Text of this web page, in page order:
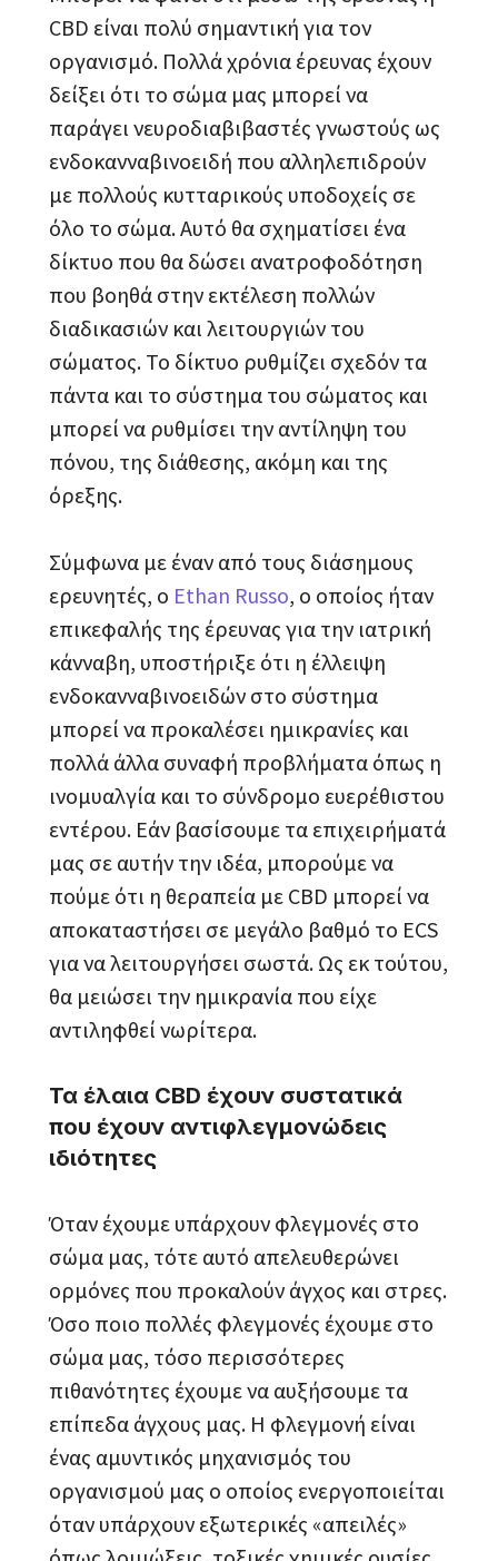
CBD είναι πολύ σημαντική για τον
οργανισμό. Πολλά χρόνια έρευνας έχουν
δείξει ότι το σώμα μας μπορεί να
παράγει νευροδιαβιβαστές γνωστούς ως
ενδοκανναβινοειδή που αλληλεπιδρούν
με πολλούς κυτταρικούς υποδοχείς σε
όλο το σώμα. Αυτό θα σχηματίσει ένα
δίκτυο που θα δώσει ανατροφοδότηση
που βοηθά στην εκτέλεση πολλών
διαδικασιών και λειτουργιών του
σώματος. Το δίκτυο ρυθμίζει σχεδόν τα
πάντα και το σύστημα του σώματος και
μπορεί να ρυθμίσει την αντίληψη του
πόνου, της διάθεσης, ακόμη και της
όρεξης.
Σύμφωνα με έναν από τους διάσημους
ερευνητές, ο Ethan Russo, ο οποίος ήταν
επικεφαλής της έρευνας για την ιατρική
κάνναβη, υποστήριξε ότι η έλλειψη
ενδοκανναβινοειδών στο σύστημα
μπορεί να προκαλέσει ημικρανίες και
πολλά άλλα συναφή προβλήματα όπως η
ινομυαλγία και το σύνδρομο ευερέθιστου
εντέρου. Εάν βασίσουμε τα επιχειρήματά
μας σε αυτήν την ιδέα, μπορούμε να
πούμε ότι η θεραπεία με CBD μπορεί να
αποκαταστήσει σε μεγάλο βαθμό το ECS
για να λειτουργήσει σωστά. Ως εκ τούτου,
θα μειώσει την ημικρανία που είχε
αντιληφθεί νωρίτερα.
Τα έλαια CBD έχουν συστατικά
που έχουν αντιφλεγμονώδεις
ιδιότητες
Όταν έχουμε υπάρχουν φλεγμονές στο
σώμα μας, τότε αυτό απελευθερώνει
ορμόνες που προκαλούν άγχος και στρες.
Όσο ποιο πολλές φλεγμονές έχουμε στο
σώμα μας, τόσο περισσότερες
πιθανότητες έχουμε να αυξήσουμε τα
επίπεδα άγχους μας. Η φλεγμονή είναι
ένας αμυντικός μηχανισμός του
οργανισμού μας ο οποίος ενεργοποιείται
όταν υπάρχουν εξωτερικές «απειλές»